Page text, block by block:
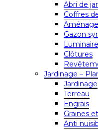
Abri de
Coffres
Gazon
Clôtures
Jardinage –
Jardinage
Terreau
Engrais
Graines
Anti